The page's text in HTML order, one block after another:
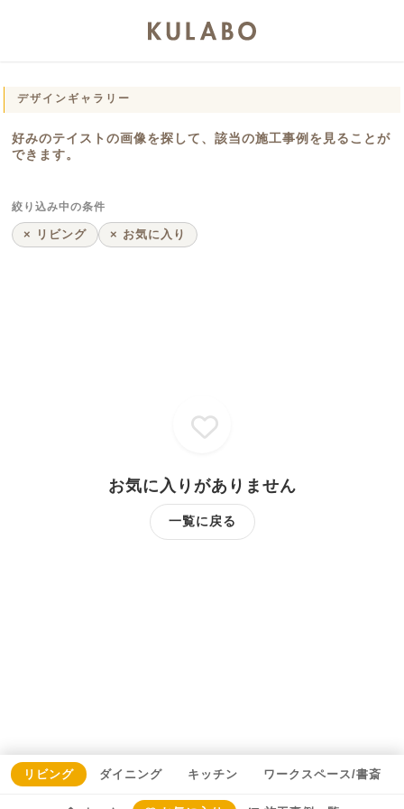
リビング ダイニング キッチン ワークスペース/書斎
デザインギャラリー
好みのテイストの画像を探して、該当の施工事例を見ることが
できます。
絞り込み中の条件
× リビング × お気に入り
お気に入りがありません
一覧に戻る